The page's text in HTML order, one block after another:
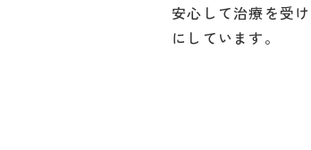
安心して治療を受
にしています。